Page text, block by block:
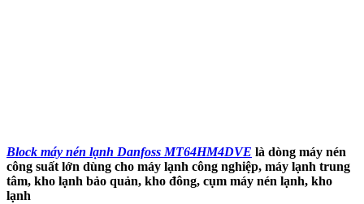
Block máy nén lạnh Danfoss MT64HM4DVE là dòng máy nén
công suất lớn dùng cho máy lạnh công nghiệp, máy lạnh trung
tâm, kho lạnh bảo quản, kho đông, cụm máy nén lạnh, kho
lạnh